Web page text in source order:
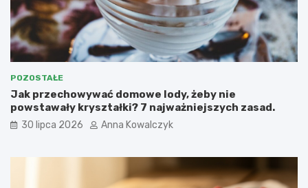
POZOSTAŁE
Jak przechowywać domowe lody, żeby nie
powstawały kryształki? 7 najważniejszych zasad.
30 lipca 2026 Anna Kowalczyk